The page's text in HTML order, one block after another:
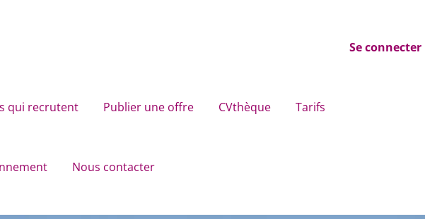
Se connecter
qui recrutent Publier une offre CVthèque Tarifs
Nous contacter